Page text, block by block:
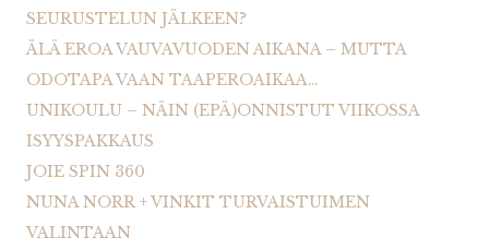
SEURUSTELUN JÄLKEEN?
ÄLÄ EROA VAUVAVUODEN AIKANA – MUTTA
ODOTAPA VAAN TAAPEROAIKAA…
UNIKOULU – NÄIN (EPÄ)ONNISTUT VIIKOSSA
ISYYSPAKKAUS
JOIE SPIN 360
NUNA NORR + VINKIT TURVAISTUIMEN
VALINTAAN